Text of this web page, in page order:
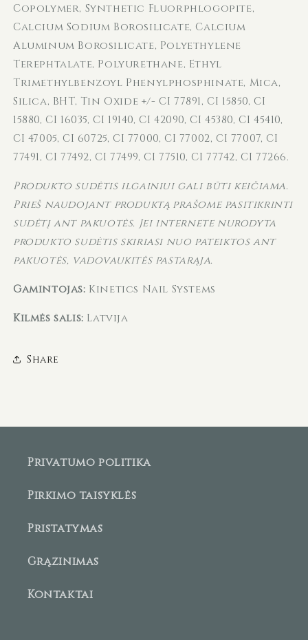
Copolymer, Synthetic Fluorphlogopite,
Calcium Sodium Borosilicate, Calcium
Aluminum Borosilicate, Polyethylene
Terephtalate, Polyurethane, Ethyl
Trimethylbenzoyl Phenylphosphinate, Mica,
Silica, BHT, Tin Oxide +/- CI 77891, CI 15850, CI
15880, CI 16035, CI 19140, CI 42090, CI 45380, CI 45410,
CI 47005, CI 60725, CI 77000, CI 77002, CI 77007, CI
77491, CI 77492, CI 77499, CI 77510, CI 77742, CI 77266.
Produkto sudėtis ilgainiui gali būti keičiama.
Prieš naudojant produktą prašome pasitikrinti
sudėtį ant pakuotės. Jei internete nurodyta
produkto sudėtis skiriasi nuo pateiktos ant
pakuotės, vadovaukitės pastarąja.
Gamintojas: Kinetics Nail Systems
Kilmės šalis: Latvija
Share
Privatumo politika
Pirkimo taisyklės
Pristatymas
Grąžinimas
Kontaktai